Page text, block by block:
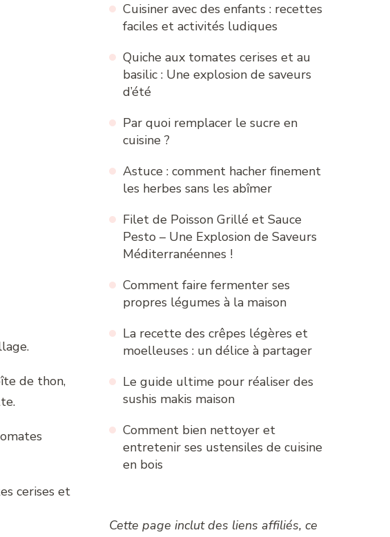
de thon,
cerises et
Cuisiner avec des enfants : recettes
faciles et activités ludiques
Quiche aux tomates cerises et au
basilic : Une explosion de saveurs
d’été
Par quoi remplacer le sucre en
cuisine ?
Astuce : comment hacher finement
les herbes sans les abîmer
Filet de Poisson Grillé et Sauce
Pesto – Une Explosion de Saveurs
Méditerranéennes !
Comment faire fermenter ses
propres légumes à la maison
La recette des crêpes légères et
moelleuses : un délice à partager
Le guide ultime pour réaliser des
sushis makis maison
Comment bien nettoyer et
entretenir ses ustensiles de cuisine
en bois
Cette page inclut des liens affiliés, ce